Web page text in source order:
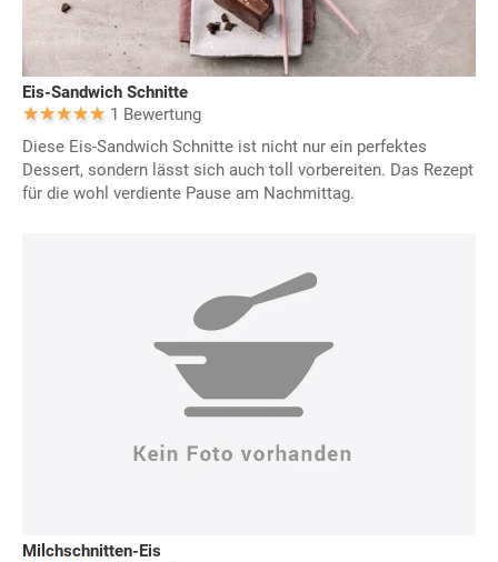
Eis-Sandwich Schnitte
1 Bewertung
Diese Eis-Sandwich Schnitte ist nicht nur ein perfektes
Dessert, sondern lässt sich auch toll vorbereiten. Das Rezept
für die wohl verdiente Pause am Nachmittag.
Milchschnitten-Eis